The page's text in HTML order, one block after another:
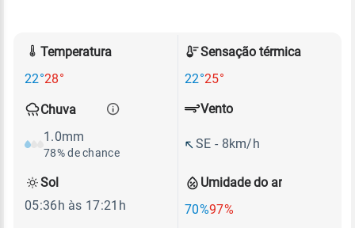
Temperatura
22°28°
Sensação térmica
22°25°
Chuva
1.0mm
78% de chance
Umidade do ar
70%97%
Vento
SE - 8km/h
Sol
05:36h às 17:21h